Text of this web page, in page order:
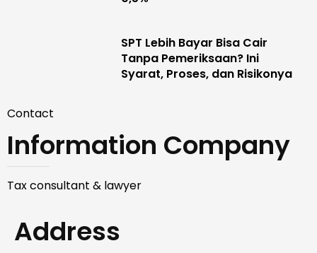
SPT Lebih Bayar Bisa Cair
Tanpa Pemeriksaan? Ini
Syarat, Proses, dan Risikonya
Contact
Information Company
Tax consultant & lawyer
Address